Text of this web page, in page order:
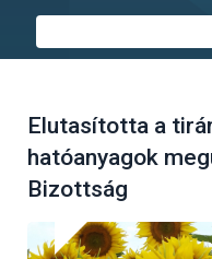
Elutasította a
hatóanyagok
Bizottság